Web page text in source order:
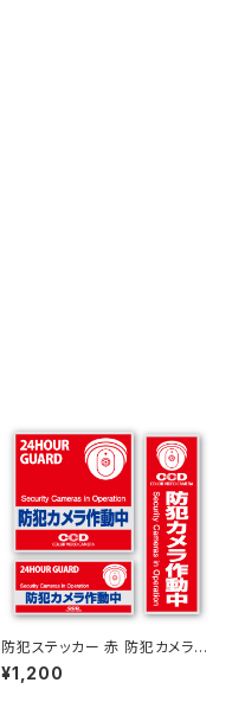
防犯ステッカー 赤 防犯カメラ作
動中 OS-181 オンサプライ(On
SUPPLY)
¥1,200